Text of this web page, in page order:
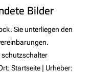
Bilder
Sie unterliegen den
Startseite | Urheber: